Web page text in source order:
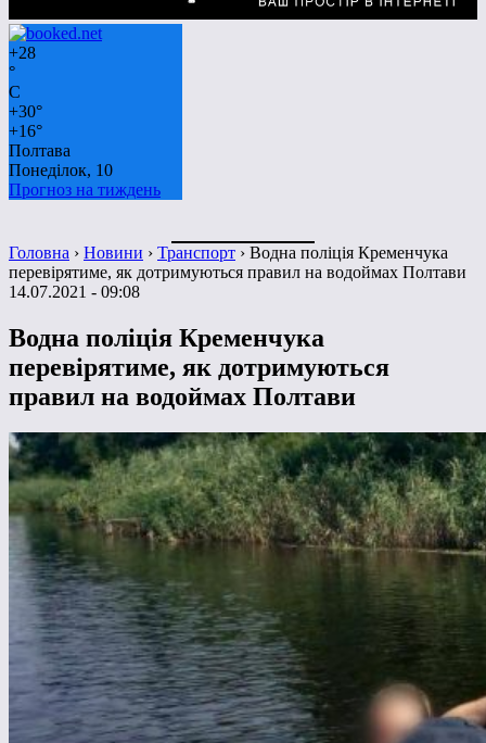
+28
°
C
+30°
+16°
Полтава
Понеділок, 10
Прогноз на тиждень
Головна › Новини › Транспорт › Водна поліція Кременчука
перевірятиме, як дотримуються правил на водоймах Полтави
14.07.2021 - 09:08
Водна поліція Кременчука
перевірятиме, як дотримуються
правил на водоймах Полтави